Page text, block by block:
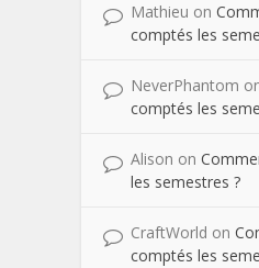
Mathieu on
comptés les
NeverPhantom
comptés les
Alison on
les semestres ?
CraftWorld on
comptés les